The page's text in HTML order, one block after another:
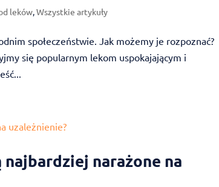
leków,Wszystkie artykuły
społeczeństwie. Jak możemy je rozpoznać?
się popularnym lekom uspokajającym i
najbardziej narażone na